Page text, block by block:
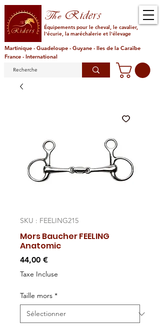
TheRiders
Équipements pour le cheval, le cavalier,
l'écurie, la maréchalerie et l'élevage
Martinique - Guadeloupe - Guyane - Iles de la Caraïbe
France - International
SKU : FEELING215
Mors Baucher FEELING
Anatomic
44,00 €Prix
Taxe Incluse
Taille mors *